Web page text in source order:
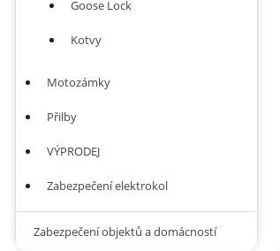
Goose Lock
Kotvy
Motozámky
Přilby
VÝPRODEJ
Zabezpečení elektrokol
Zabezpečení objektů a domácností